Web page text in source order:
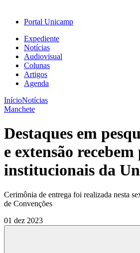
Portal Unicamp
Expediente
Notícias
Audiovisual
Colunas
Artigos
Agenda
InícioNotícias
Manchete
Destaques em
e extensão
institucionais da
Cerimônia de entrega foi realizada nesta
de Convenções
01 dez 2023